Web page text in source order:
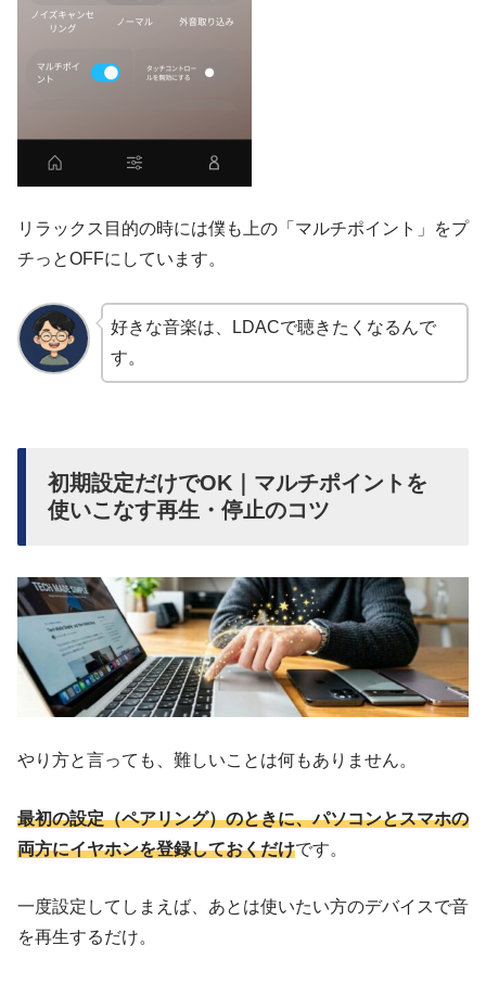
リラックス目的の時には僕も上の「マルチポイント」をプ
チっとOFFにしています。
好きな音楽は、LDACで聴きたくなるんで
す。
初期設定だけでOK｜マルチポイントを
使いこなす再生・停止のコツ
やり方と言っても、難しいことは何もありません。
最初の設定（ペアリング）のときに、パソコンとスマホの
両方にイヤホンを登録しておくだけです。
一度設定してしまえば、あとは使いたい方のデバイスで音
を再生するだけ。